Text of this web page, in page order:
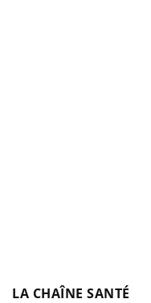
LA CHAÎNE SANTÉ